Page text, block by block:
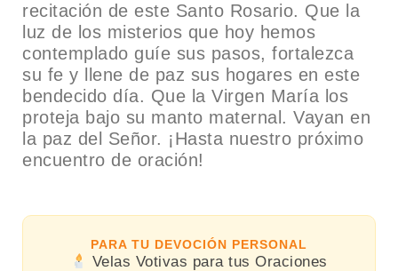
recitación de este Santo Rosario. Que la
luz de los misterios que hoy hemos
contemplado guíe sus pasos, fortalezca
su fe y llene de paz sus hogares en este
bendecido día. Que la Virgen María los
proteja bajo su manto maternal. Vayan en
la paz del Señor. ¡Hasta nuestro próximo
encuentro de oración!
PARA TU DEVOCIÓN PERSONAL
Velas Votivas para tus Oraciones